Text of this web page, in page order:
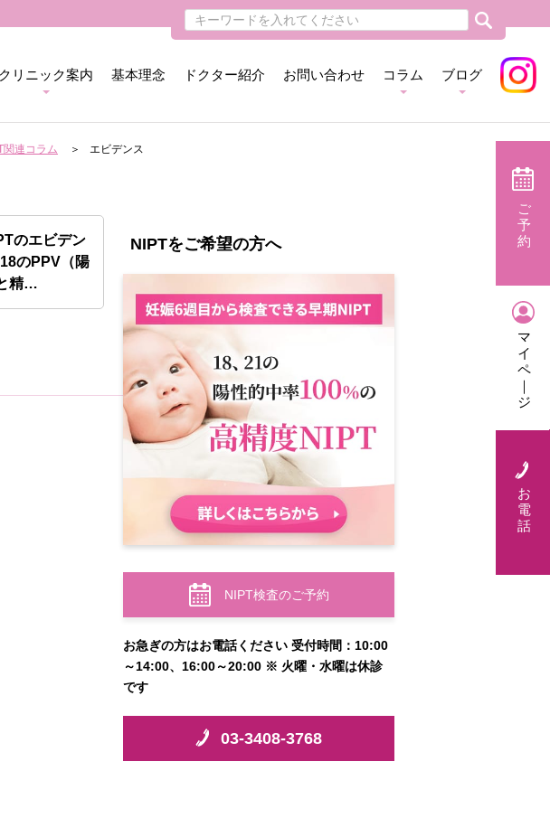
クリニック案内 基本理念 ドクター紹介 お問い合わせ コラム ブログ
関連コラム エビデンス
のエビデン
のPPV（陽
精…
NIPTをご希望の方へ
NIPT検査のご予約
お急ぎの方はお電話ください 受付時間：10:00
～14:00、16:00～20:00 ※ 火曜・水曜は休診
です
03-3408-3768
ご
予
約
マ
イ
ペ
｜
ジ
お
電
話